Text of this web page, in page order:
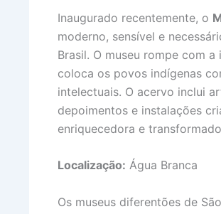
Inaugurado recentemente, o
moderno, sensível e
Brasil. O museu rompe com
coloca os povos indígenas
intelectuais. O acervo inclui
depoimentos e instalações
enriquecedora e
Localização: Água Branca
Os museus diferentões de